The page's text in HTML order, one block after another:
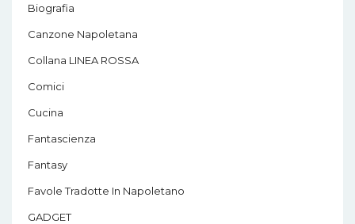
Biografia
Canzone Napoletana
Collana LINEA ROSSA
Comici
Cucina
Fantascienza
Fantasy
Favole Tradotte In Napoletano
GADGET